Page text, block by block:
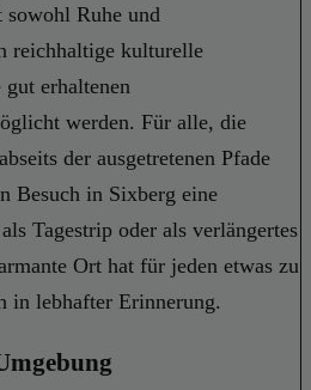
Ruhe und
reichhaltige kulturelle
erhaltenen
werden. Für alle, die
der ausgetretenen Pfade
Besuch in Sixberg eine
Tagestrip oder als verlängertes
Ort hat für jeden etwas zu
in lebhafter Erinnerung.